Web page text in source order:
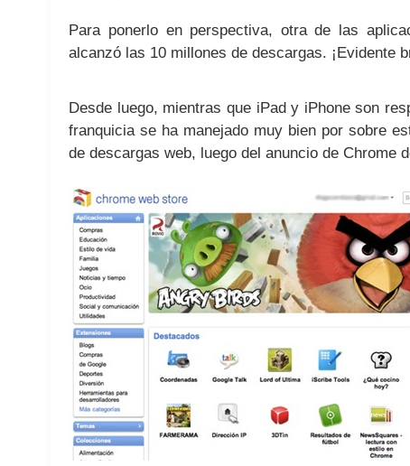
Para ponerlo en perspectiva, otra de las
alcanzó las 10 millones de descargas. ¡Evidente
Desde luego, mientras que iPad y iPhone son
franquicia se ha manejado muy bien por sobre
de descargas web, luego del anuncio de Chrome